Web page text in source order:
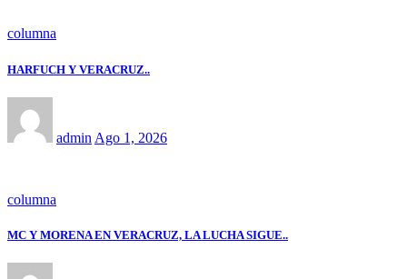
columna
HARFUCH Y VERACRUZ..
admin Ago 1, 2026
columna
MC Y MORENA EN VERACRUZ, LA LUCHA SIGUE..